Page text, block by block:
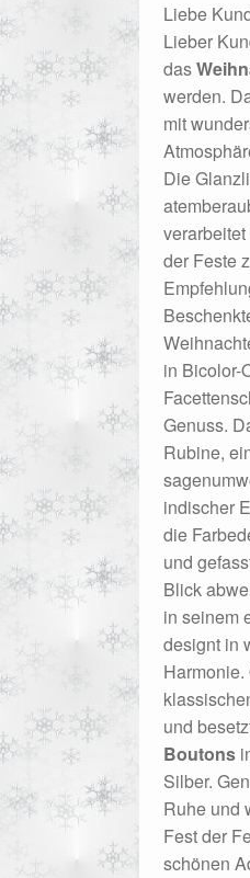
Schmuck online kaufen
Karneval 2019 – Schmuck
Kasse Liefer- und
und Festliches zu
Magisches und Festliches
finden für Ostern
finden für Ostern
finden für Ostern
finden für Ostern
GeschenkeVertrag
2016
2020
Liebe
Lieber
das
werden.
mit
Die
der Feste
in Bicolor-
Genuss.
Rubine,
indischer
die
und
Blick
in seinem
designt in
und
Boutons
Silber.
Ruhe und
Fest der
schönen